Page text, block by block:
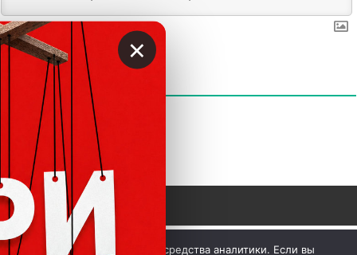
КОММЕНТАРИИ
Мы используем куки и средства аналитики. Если вы
×